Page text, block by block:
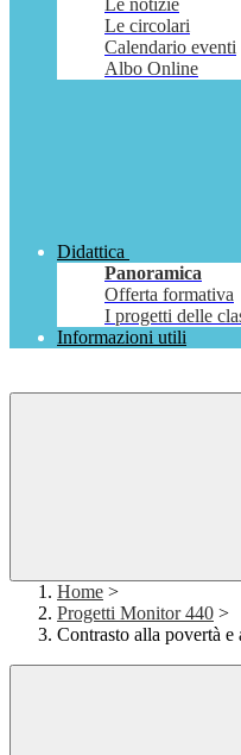
Le notizie
Le circolari
Calendario eventi
Albo Online
Didattica
Panoramica
Offerta formativa
I progetti delle
Informazioni utili
Home >
Progetti Monitor 440 >
Contrasto alla povertà e